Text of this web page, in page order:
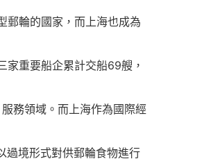
郵輪的國家，而上海也成為
重要船企累計交船69艘，
務領域。而上海作為國際經
過境形式對供郵輪食物進行